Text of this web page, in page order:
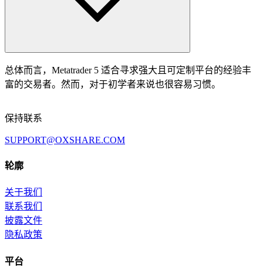
总体而言，Metatrader 5 适合寻求强大且可定制平台的经验丰
富的交易者。然而，对于初学者来说也很容易习惯。
保持联系
SUPPORT@OXSHARE.COM
轮廓
关于我们
联系我们
披露文件
隐私政策
平台